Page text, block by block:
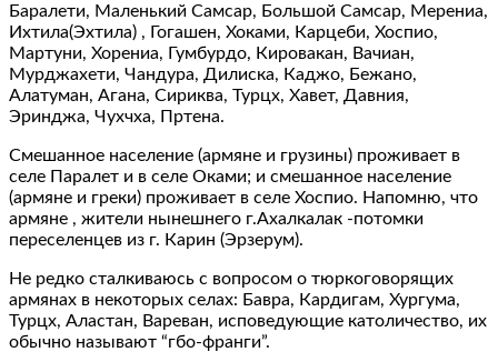
Баралети, Маленький Самсар, Большой Самсар, Мерениа,
Ихтила(Эхтила) , Гогашен, Хоками, Карцеби, Хоспио,
Мартуни, Хорениа, Гумбурдо, Кировакан, Вачиан,
Мурджахети, Чандура, Дилиска, Каджо, Бежано,
Алатуман, Агана, Сириква, Турцх, Хавет, Давния,
Эринджа, Чухчха, Пртена.
Смешанное население (армяне и грузины) проживает в
селе Паралет и в селе Оками; и смешанное население
(армяне и греки) проживает в селе Хоспио. Напомню, что
армяне , жители нынешнего г.Ахалкалак -потомки
переселенцев из г. Карин (Эрзерум).
Не редко сталкиваюсь с вопросом о тюркоговорящих
армянах в некоторых селах: Бавра, Кардигам, Хургума,
Турцх, Аластан, Вареван, исповедующие католичество, их
обычно называют “гбо-франги”.